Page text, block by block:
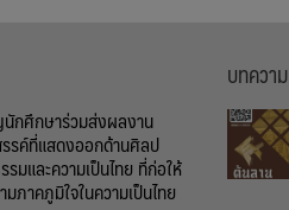
กศึกษาร่วมส่งผลงาน
รค์ที่แสดงออกด้านศิลป
มและความเป็นไทย ที่ก่อให้
มภาคภูมิใจในความเป็นไทย
บทความ